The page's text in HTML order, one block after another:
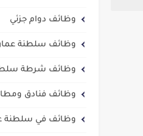
وظائف دوام جزئي
وظائف سلطنة
وظائف شرطة
وظائف فنادق
وظائف في سلطنة